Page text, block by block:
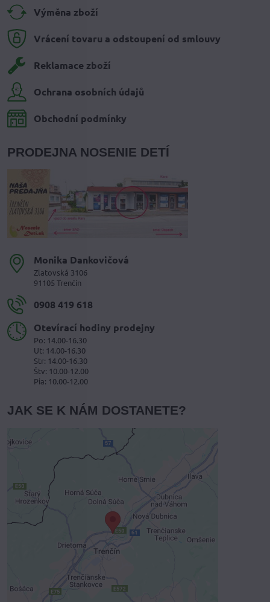
Výměna zboží
Vrácení tovaru a odstoupení od smlouvy
Reklamace zboží
Ochrana osobních údajů
Obchodní podmínky
PRODEJNA NOSENIE DETÍ
Monika Dankovičová
Zlatovská 3106
91105 Trenčín
0908 419 618
Otevírací hodiny prodejny
Po: 14.00-16.30
Ut: 14.00-16.30
Str: 14.00-16.30
Štv: 10.00-12.00
Pia: 10.00-12.00
JAK SE K NÁM DOSTANETE?
Externí obsah je blokován
Volbami soukromí
Přejete si načíst externí obsah?
Povolit jednou
Povolit a zapamatovat - souhlas s
druhem cookie: Funkční